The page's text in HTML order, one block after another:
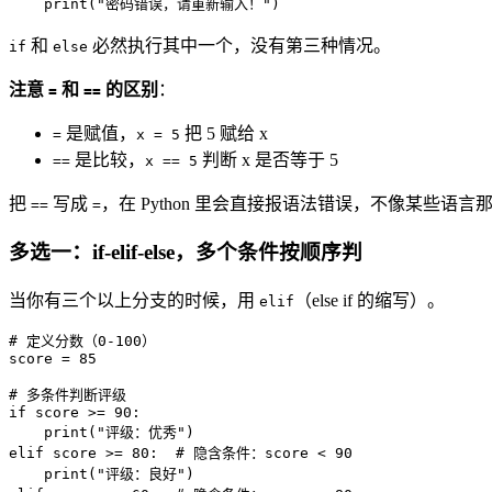
print ( "密码错误，请重新输入！" )
if 和 else 必然执行其中一个，没有第三种情况。
注意 = 和 == 的区别 ：
= 是赋值， x = 5 把 5 赋给 x
== 是比较， x == 5 判断 x 是否等于 5
把 == 写成 =，在 Python 里会直接报语法错误，不像某些语言
多选一：if-elif-else，多个条件按顺序判
当你有三个以上分支的时候，用 elif （else if 的缩写）。
# 定义分数（0-100）
score = 85
# 多条件判断评级
if score >= 90 :
print ( "评级：优秀"
elif score >= 80 : # 隐含条件：score < 90
print ( "评级：良好"